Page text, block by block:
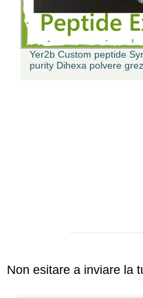
Yer2b Custom peptide
purity Dihexa polvere
Non esitare a inviare la